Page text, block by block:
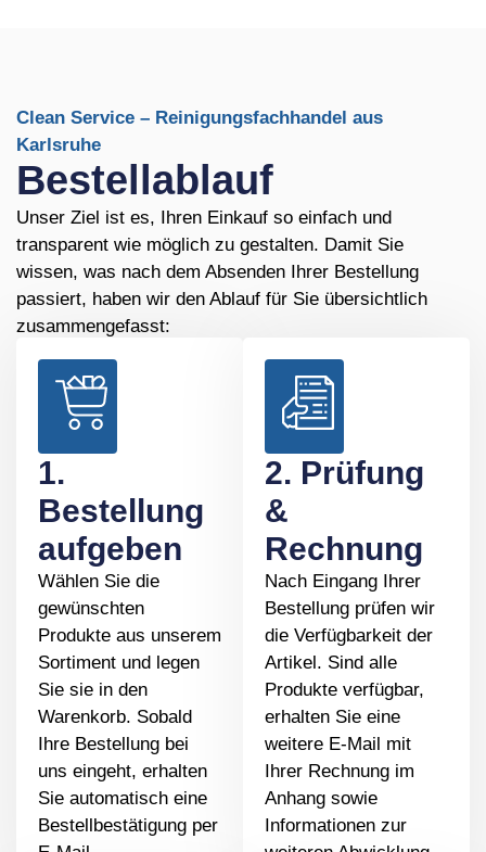
Clean Service – Reinigungsfachhandel aus
Karlsruhe
Bestellablauf
Unser Ziel ist es, Ihren Einkauf so einfach und
transparent wie möglich zu gestalten. Damit Sie
wissen, was nach dem Absenden Ihrer Bestellung
passiert, haben wir den Ablauf für Sie übersichtlich
zusammengefasst:
1.
Bestellung
aufgeben
Wählen Sie die
gewünschten
Produkte aus unserem
Sortiment und legen
Sie sie in den
Warenkorb. Sobald
Ihre Bestellung bei
uns eingeht, erhalten
Sie automatisch eine
Bestellbestätigung per
2. Prüfung
&
Rechnung
Nach Eingang Ihrer
Bestellung prüfen wir
die Verfügbarkeit der
Artikel. Sind alle
Produkte verfügbar,
erhalten Sie eine
weitere E-Mail mit
Ihrer Rechnung im
Anhang sowie
Informationen zur